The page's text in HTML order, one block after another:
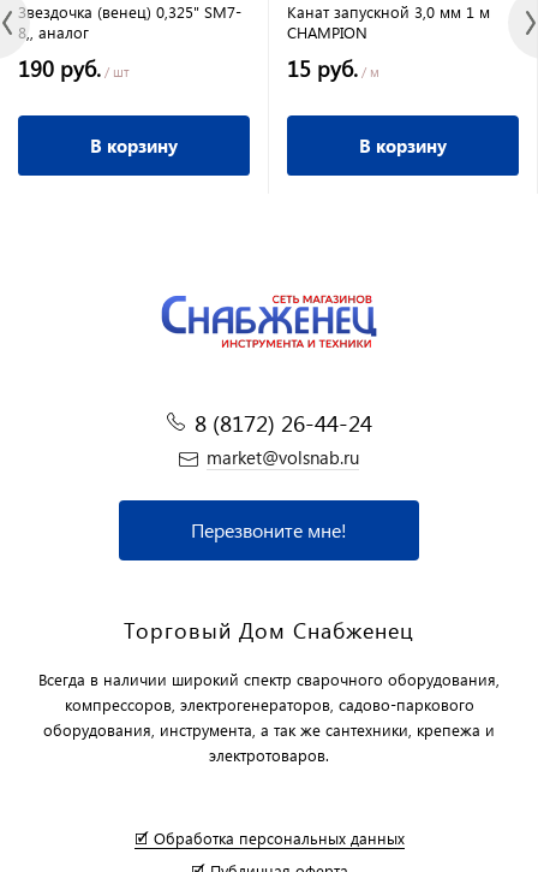
Звездочка (венец) 0,325" SM7-
8,, аналог
190 руб. / шт
В корзину
Канат запускной 3,0 мм 1 м
CHAMPION
15 руб. / м
В корзину
8 (8172) 26-44-24
market@volsnab.ru
Перезвоните мне!
Торговый Дом Снабженец
Всегда в наличии широкий спектр сварочного оборудования,
компрессоров, электрогенераторов, садово-паркового
оборудования, инструмента, а так же сантехники, крепежа и
электротоваров.
🗹 Обработка персональных данных